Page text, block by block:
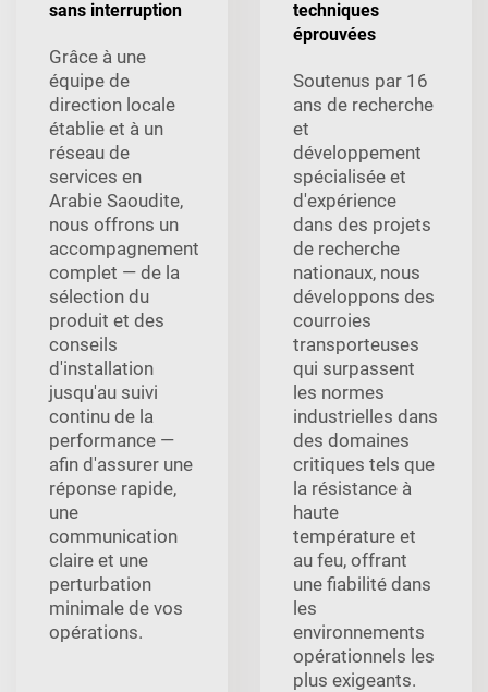
sans interruption
Grâce à une
équipe de
direction locale
établie et à un
réseau de
services en
Arabie Saoudite,
nous offrons un
accompagnement
complet — de la
sélection du
produit et des
conseils
d'installation
jusqu'au suivi
continu de la
performance —
afin d'assurer une
réponse rapide,
une
communication
claire et une
perturbation
minimale de vos
opérations.
techniques
éprouvées
Soutenus par 16
ans de recherche
et
développement
spécialisée et
d'expérience
dans des projets
de recherche
nationaux, nous
développons des
courroies
transporteuses
qui surpassent
les normes
industrielles dans
des domaines
critiques tels que
la résistance à
haute
température et
au feu, offrant
une fiabilité dans
les
environnements
opérationnels les
plus exigeants.